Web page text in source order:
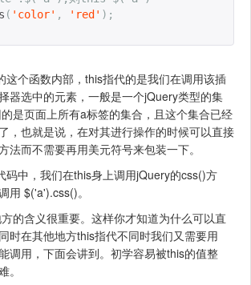
( 'color' , 'red' );
这个函数内部，this指代的是我们在调用该插
器选中的元素，一般是一个jQuery类型的集
是页面上所有a标签的集合，且这个集合已经
，也就是说，在对其进行操作的时候可以直接
法而不需要再用美元符号来包装一下。
码中，我们在this身上调用jQuery的css()方
用 $('a').css()。
的含义很重要。这样你才知道为什么可以直
时在其他地方this指代不同时我们又需要用
调用，下面会讲到。初学容易被this的值整